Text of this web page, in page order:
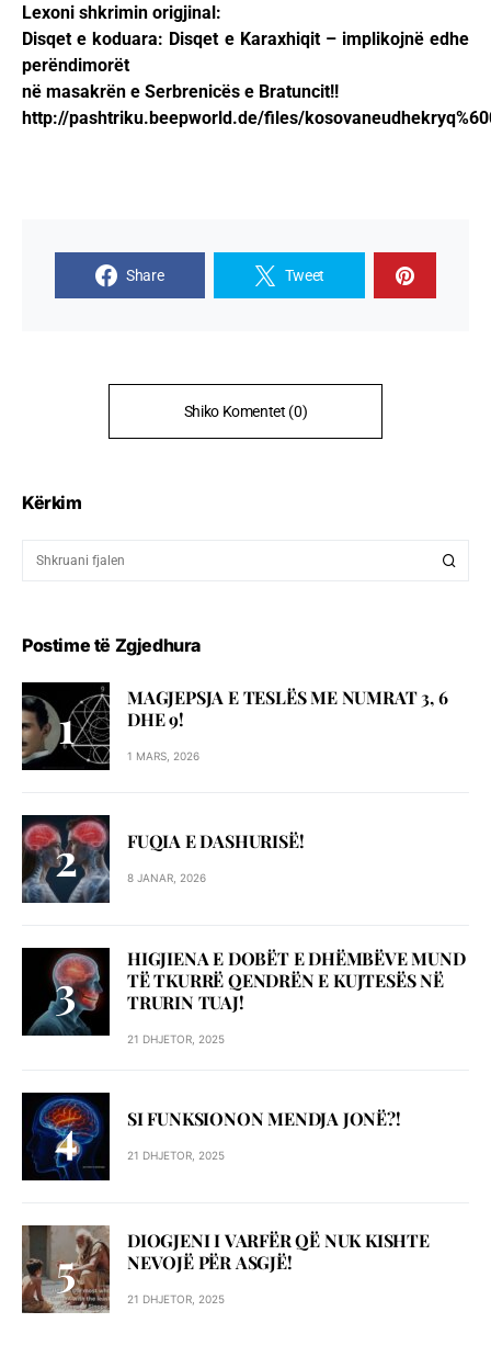
Lexoni shkrimin origjinal:
Disqet e koduara: Disqet e Karaxhiqit – implikojnë edhe
perëndimorët
në masakrën e Serbrenicës e Bratuncit!!
http://pashtriku.beepworld.de/files/
Share Tweet
Shiko Komentet (0)
Kërkim
Postime të Zgjedhura
MAGJEPSJA E TESLËS ME NUMRAT 3, 6
DHE 9!
1 MARS, 2026
FUQIA E DASHURISË!
8 JANAR, 2026
HIGJIENA E DOBËT E DHËMBËVE MUND
TË TKURRË QENDRËN E KUJTESËS NË
TRURIN TUAJ!
21 DHJETOR, 2025
SI FUNKSIONON MENDJA JONË?!
21 DHJETOR, 2025
DIOGJENI I VARFËR QË NUK KISHTE
NEVOJË PËR ASGJË!
21 DHJETOR, 2025